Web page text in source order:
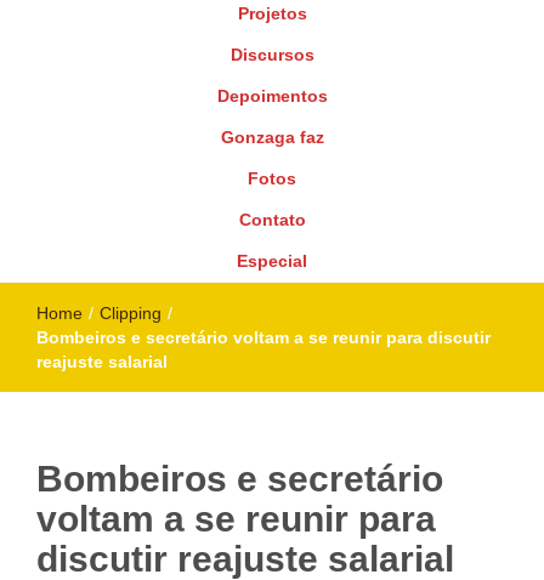
Projetos
Discursos
Depoimentos
Gonzaga faz
Fotos
Contato
Especial
Home / Clipping /
Bombeiros e secretário voltam a se reunir para discutir
reajuste salarial
Bombeiros e secretário
voltam a se reunir para
discutir reajuste salarial